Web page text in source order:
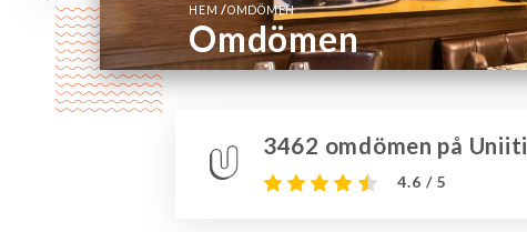
HEM/OMDÖMEN
Omdömen
3462 omdömen på Uniiti
4.6 / 5